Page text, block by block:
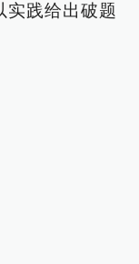
实践给出破题